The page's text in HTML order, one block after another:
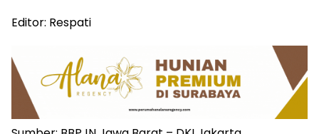
Editor: Respati